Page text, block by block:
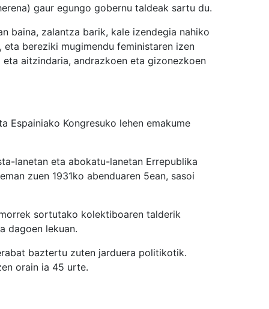
gaur egungo gobernu taldeak sartu du.
baina, zalantza barik, kale izendegia nahiko
bereziki mugimendu feministaren izen
aitzindaria, andrazkoen eta gizonezkoen
Espainiako Kongresuko lehen emakume
lanetan eta abokatu-lanetan Errepublika
zuen 1931ko abenduaren 5ean, sasoi
sortutako kolektiboaren talderik
dagoen lekuan.
baztertu zuten jarduera politikotik.
orain ia 45 urte.